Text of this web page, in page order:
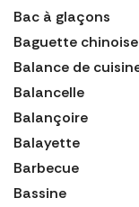
Bac à glaçons
Baguette chinoise
Balance de
Balancelle
Balançoire
Balayette
Barbecue
Bassine